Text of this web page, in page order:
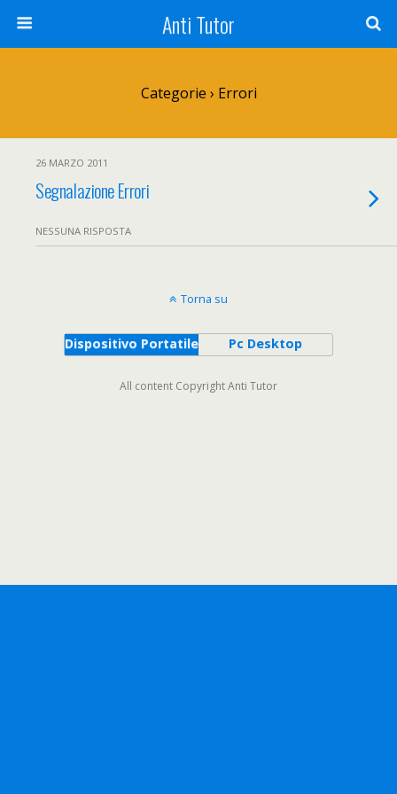
Anti Tutor
Categorie › Errori
26 MARZO 2011
Segnalazione Errori
NESSUNA RISPOSTA
Torna su
Dispositivo Portatile Pc Desktop
All content Copyright Anti Tutor